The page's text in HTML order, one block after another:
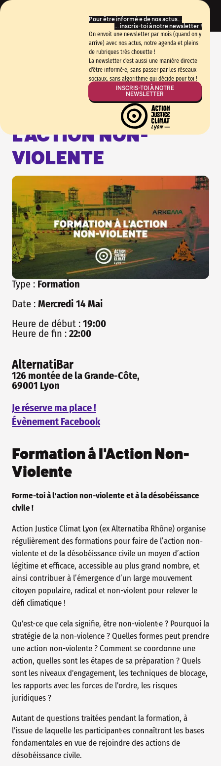
X
Pour être informé·e de nos actus...
... inscris-toi à notre newsletter !
On envoit une newsletter par mois (quand on y
arrive) avec nos actus, notre agenda et pleins
de rubriques très chouette !
La newsletter c'est aussi une manière directe
d'être informé·e, sans passer par les réseaux
sociaux, sans algorithme qui décide pour toi !
INSCRIS-TOI À NOTRE
NEWSLETTER
19:00 Retour à l'agenda
FORMATION À
L'ACTION NON-
VIOLENTE
Type : Formation
Date : Mercredi 14 Mai
Heure de début : 19:00
Heure de fin : 22:00
AlternatiBar
126 montée de la Grande-Côte,
69001 Lyon
Je réserve ma place !
Évènement Facebook
Formation à l'Action Non-
Violente
Forme-toi à l'action non-violente et à la désobéissance
civile !
Action Justice Climat Lyon (ex Alternatiba Rhône) organise
régulièrement des formations pour faire de l’action non-
violente et de la désobéissance civile un moyen d’action
légitime et efficace, accessible au plus grand nombre, et
ainsi contribuer à l’émergence d’un large mouvement
citoyen populaire, radical et non-violent pour relever le
défi climatique !
Qu'est-ce que cela signifie, être non-violent·e ? Pourquoi la
stratégie de la non-violence ? Quelles formes peut prendre
une action non-violente ? Comment se coordonne une
action, quelles sont les étapes de sa préparation ? Quels
sont les niveaux d'engagement, les techniques de blocage,
les rapports avec les forces de l'ordre, les risques
juridiques ?
Autant de questions traitées pendant la formation, à
l'issue de laquelle les participant·es connaîtront les bases
fondamentales en vue de rejoindre des actions de
désobéissance civile.